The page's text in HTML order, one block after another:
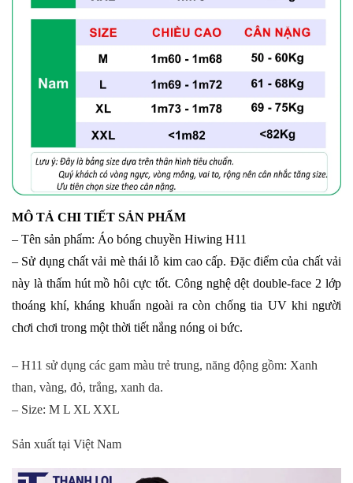
MÔ TẢ CHI TIẾT SẢN PHẨM
– Tên sản phẩm: Áo bóng chuyền Hiwing H11
– Sử dụng chất vải mè thái lỗ kim cao cấp. Đặc điểm của chất vải
này là thấm hút mồ hôi cực tốt. Công nghệ dệt double-face 2 lớp
thoáng khí, kháng khuẩn ngoài ra còn chống tia UV khi người
chơi chơi trong một thời tiết nắng nóng oi bức.
– H11 sử dụng các gam màu trẻ trung, năng động gồm: Xanh
than, vàng, đỏ, trắng, xanh da.
– Size: M L XL XXL
Sản xuất tại Việt Nam